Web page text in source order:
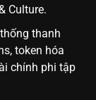
Culture.
thanh
token hóa
chính phi tập